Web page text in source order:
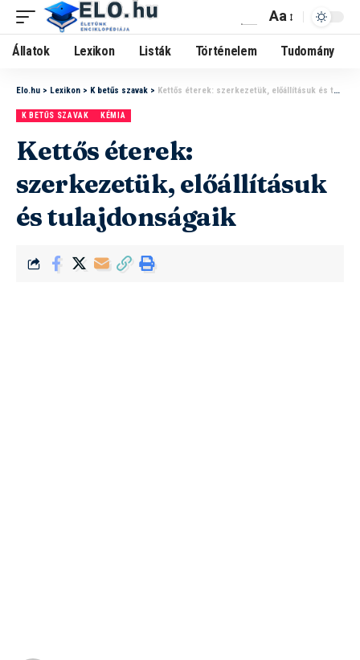
Aa
Állatok Lexikon Listák Történelem Tudomány
Elo.hu > Lexikon > K betűs szavak > Kettős éterek: szerkezetük, előállításuk és tulajdonságaik
K BETŰS SZAVAK KÉMIA
Kettős éterek:
szerkezetük, előállításuk
és tulajdonságaik